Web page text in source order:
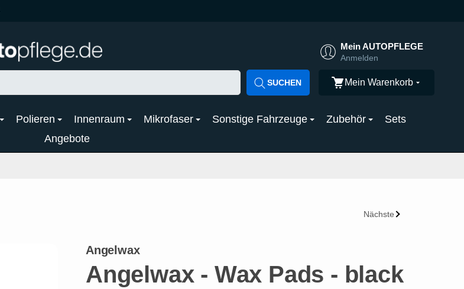
Mein AUTOPFLEGE
Anmelden
SUCHEN Mein Warenkorb
Polieren Innenraum Mikrofaser Sonstige Fahrzeuge Zubehör
Sets
Angebote
Nächste
Angelwax
Angelwax - Wax Pads - black